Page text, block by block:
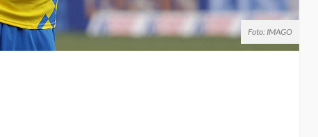
Foto: IMAGO